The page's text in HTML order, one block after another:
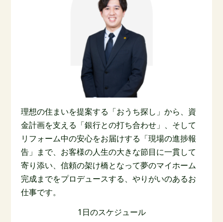
理想の住まいを提案する「おうち探し」から、資
金計画を支える「銀行との打ち合わせ」、そして
リフォーム中の安心をお届けする「現場の進捗報
告」まで、お客様の人生の大きな節目に一貫して
寄り添い、信頼の架け橋となって夢のマイホーム
完成までをプロデュースする、やりがいのあるお
仕事です。
1日のスケジュール